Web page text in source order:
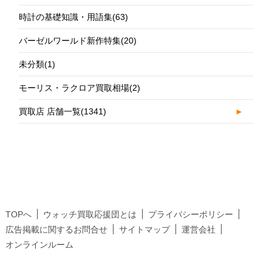
時計の基礎知識・用語集(63)
バーゼルワールド新作特集(20)
未分類(1)
モーリス・ラクロア買取相場(2)
買取店 店舗一覧(1341) ►
TOPへ ウォッチ買取応援団とは
プライバシーポリシー
広告掲載に関するお問合せ
サイトマップ
運営会社
オンラインルーム